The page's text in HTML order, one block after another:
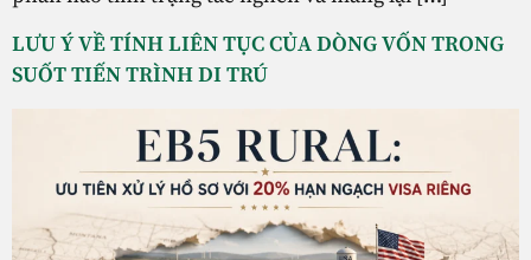
LƯU Ý VỀ TÍNH LIÊN TỤC CỦA DÒNG VỐN TRONG
SUỐT TIẾN TRÌNH DI TRÚ